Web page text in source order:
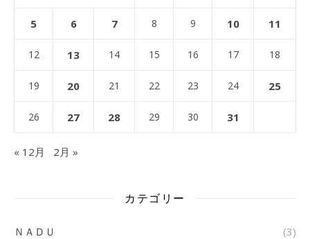
5 6 7 8 9 10 11
12 13 14 15 16 17 18
19 20 21 22 23 24 25
26 27 28 29 30 31
« 12月 2月 »
カテゴリー
ＮＡＤＵ (3)